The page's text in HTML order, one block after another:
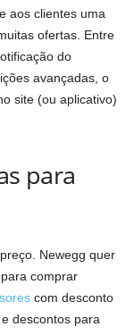
aos clientes uma
ofertas. Entre
do
avançadas, o
site (ou aplicativo)
para
Newegg quer
comprar
com desconto
descontos para